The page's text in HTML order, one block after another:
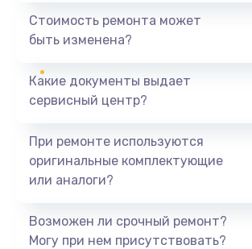
1440 руб.
Ремонт южного моста
Замена батарейки BIOS
Заказать
Стоимость ремонта может
быть изменена?
Какие документы выдает
сервисный центр?
При ремонте используются
оригинальные комплектующие
или аналоги?
Возможен ли срочный ремонт?
Могу при нем присутствовать?